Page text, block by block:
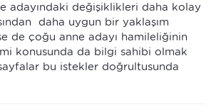
adayındaki değişiklikleri daha kolay
daha uygun bir yaklaşım
de çoğu anne adayı hamileliğinin
konusunda da bilgi sahibi olmak
bu istekler doğrultusunda